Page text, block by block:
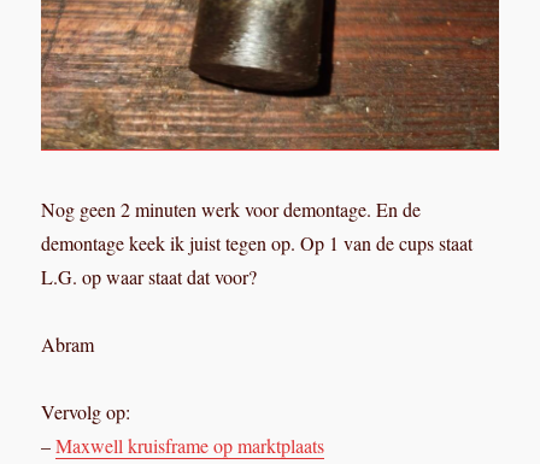
Nog geen 2 minuten werk voor demontage. En de
demontage keek ik juist tegen op. Op 1 van de cups staat
L.G. op waar staat dat voor?
Abram
Vervolg op:
–Maxwell kruisframe op marktplaats